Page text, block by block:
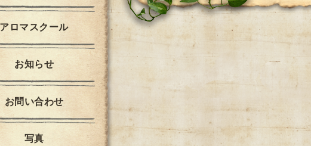
アロマスクール
お知らせ
お問い合わせ
写真